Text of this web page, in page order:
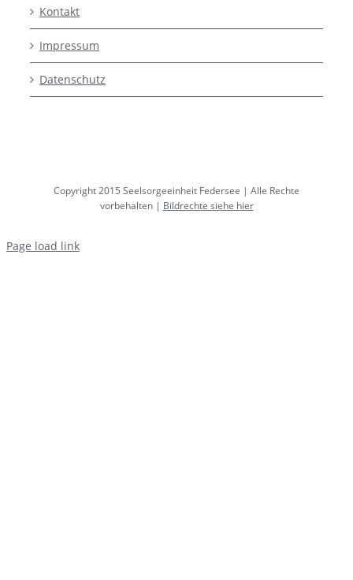
Kontakt
Impressum
Datenschutz
Copyright 2015 Seelsorgeeinheit Federsee | Alle Rechte
vorbehalten | Bildrechte siehe hier
Page load link